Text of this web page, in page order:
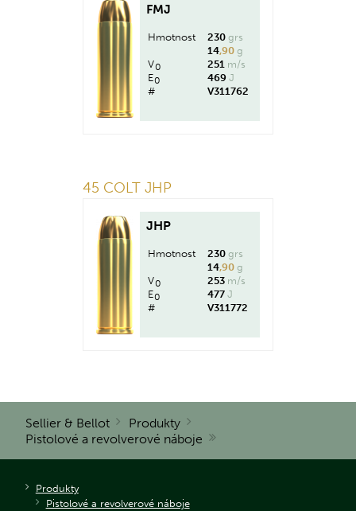
FMJ
Hmotnost 230 grs
14,90 g
V0 251 m/s
E0 469 J
#
V311762
45 COLT JHP
JHP
Hmotnost 230 grs
14,90 g
V0 253 m/s
E0 477 J
#
V311772
Sellier & Bellot
Produkty
Pistolové a revolverové náboje
Produkty
Pistolové a revolverové náboje